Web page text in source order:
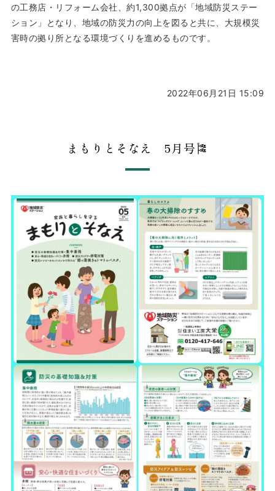
の工務店・リフォーム会社、約1,300拠点が「地域防災ステー
ション」となり、地域の防災力の向上を図ると共に、大規模災
害時の拠り所となる環境づくりを進めるものです。
2022年06月21日 15:09
まもりとそなえ 5月号🎏